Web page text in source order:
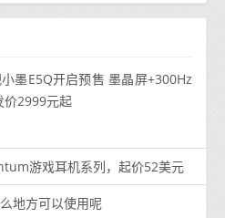
墨E5Q开启预售 墨晶屏+300Hz
价2999元起
游戏耳机系列，起价52美元
地方可以使用呢